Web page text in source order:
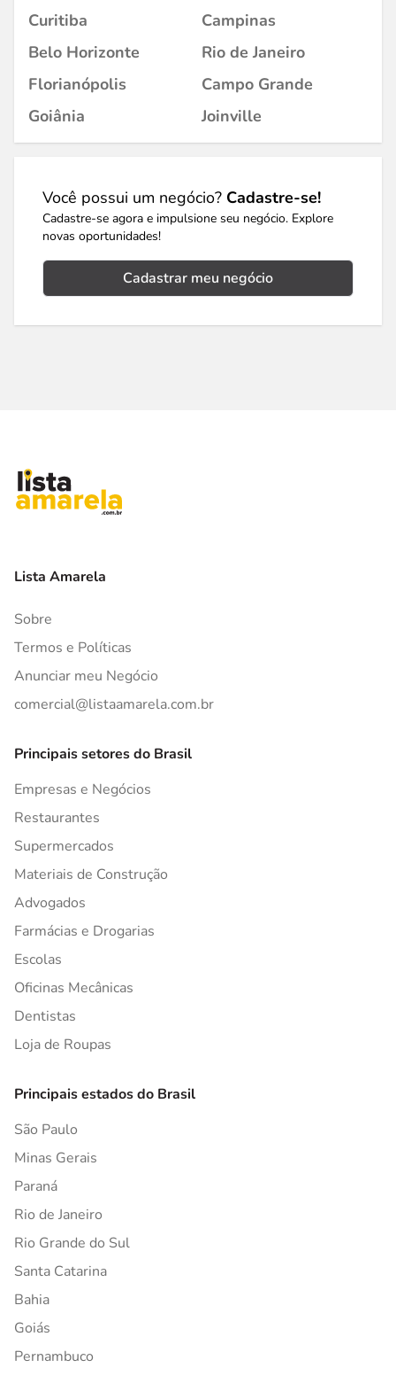
Curitiba
Campinas
Belo Horizonte
Rio de Janeiro
Florianópolis
Campo Grande
Goiânia
Joinville
Você possui um negócio? Cadastre-se!
Cadastre-se agora e impulsione seu negócio. Explore
novas oportunidades!
Cadastrar meu negócio
Lista Amarela
Sobre
Termos e Políticas
Anunciar meu Negócio
comercial@listaamarela.com.br
Principais setores do Brasil
Empresas e Negócios
Restaurantes
Supermercados
Materiais de Construção
Advogados
Farmácias e Drogarias
Escolas
Oficinas Mecânicas
Dentistas
Loja de Roupas
Principais estados do Brasil
São Paulo
Minas Gerais
Paraná
Rio de Janeiro
Rio Grande do Sul
Santa Catarina
Bahia
Goiás
Pernambuco